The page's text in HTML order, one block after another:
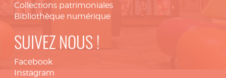
Collections patrimoniales
Bibliothèque numérique
SUIVEZ NOUS !
Facebook
Instagram